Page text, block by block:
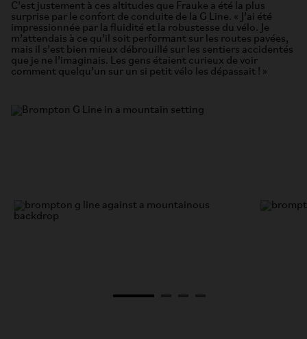
C’est justement à ces altitudes que Frauke a été la plus
surprise par le confort de conduite de la G Line. « J’ai été
impressionnée par la fluidité et la robustesse du vélo. Je
m’attendais à ce qu’il soit performant sur les routes pavées,
mais il s’est bien mieux débrouillé sur les sentiers accidentés
que je ne l’imaginais. Les gens étaient curieux de voir
comment quelqu’un sur un si petit vélo les dépassait ! »